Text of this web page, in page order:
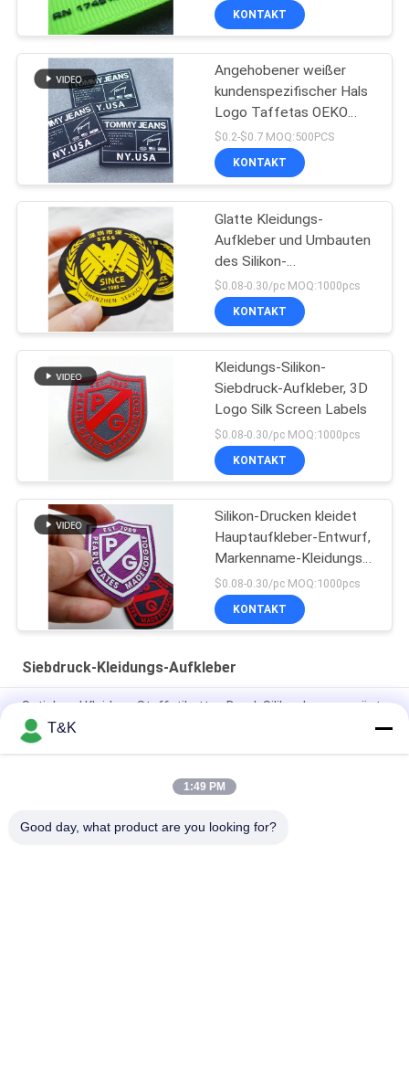
KONTAKT
Angehobener weißer
kundenspezifischer Hals
Logo Taffetas OEKO
beschriftet Seidendruck-
Silikon
$0.2-$0.7 MOQ:500PCS
KONTAKT
Glatte Kleidungs-
Aufkleber und Umbauten
des Silikon-
Wärmeübertragungs-
Druck-3d
kundenspezifisch
$0.08-0.30/pc MOQ:1000pcs
KONTAKT
Kleidungs-Silikon-
Siebdruck-Aufkleber, 3D
Logo Silk Screen Labels
$0.08-0.30/pc MOQ:1000pcs
KONTAKT
Silikon-Drucken kleidet
Hauptaufkleber-Entwurf,
Markenname-Kleidungs-
Kleideraufkleber
$0.08-0.30/pc MOQ:1000pcs
KONTAKT
Siebdruck-Kleidungs-Aufkleber
Satinband Kleidung Stoffetiketten Druck Silikon Logo geprägt
SILIKON-Siebdruck-Kleidungs-Aufkleber der Gehrungsfugen-
Falten-3D Gummi
Satin-Ultraschallschnitt Pantone-Siebdruck-Kleidungs-
T&K
1:49 PM
Good day, what product are you looking for?